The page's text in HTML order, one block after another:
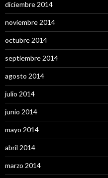
diciembre 2014
noviembre 2014
octubre 2014
septiembre 2014
agosto 2014
julio 2014
junio 2014
mayo 2014
abril 2014
marzo 2014